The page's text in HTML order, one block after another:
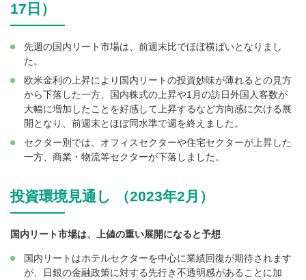
17日）
先週の国内リート市場は、前週末比でほぼ横ばいとなりまし
た。
欧米金利の上昇により国内リートの投資妙味が薄れるとの見方
から下落した一方、国内株式の上昇や1月の訪日外国人客数が
大幅に増加したことを好感して上昇するなど方向感に欠ける展
開となり、前週末とほぼ同水準で週を終えました。
セクター別では、オフィスセクターや住宅セクターが上昇した
一方、商業・物流等セクターが下落しました。
投資環境見通し （2023年2月）
国内リート市場は、上値の重い展開になると予想
国内リートはホテルセクターを中心に業績回復が期待されます
が、日銀の金融政策に対する先行き不透明感があることに加